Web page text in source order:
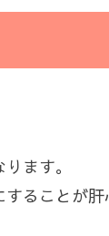
ます。
ることが肝